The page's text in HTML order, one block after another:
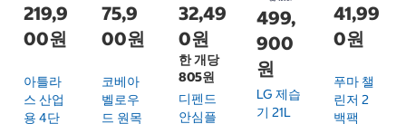
219,9
00원
아틀라
스 산업
용 4단
75,9
00원
코베아
벨로우
드 원목
32,49
0원
한 개당
805원
디펜드
안심플
499,
900
원
LG 제습
기 21L
41,99
0원
푸마 챌
린저 2
백팩